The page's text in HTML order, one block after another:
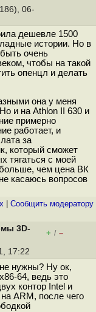
06-
дешевле 1500
истории. Но в
очень
чтобы на такой
опенцл и делать
она у меня
и на Athlon II 630 и
примерно
работает, и
за
который сможет
тягаться с моей
чем цена ВК
касаюсь вопросов
Cообщить модератору
3D-
+ / –
17:22
нужны? Ну ок,
64, ведь это
контор Intel и
ARM, после чего